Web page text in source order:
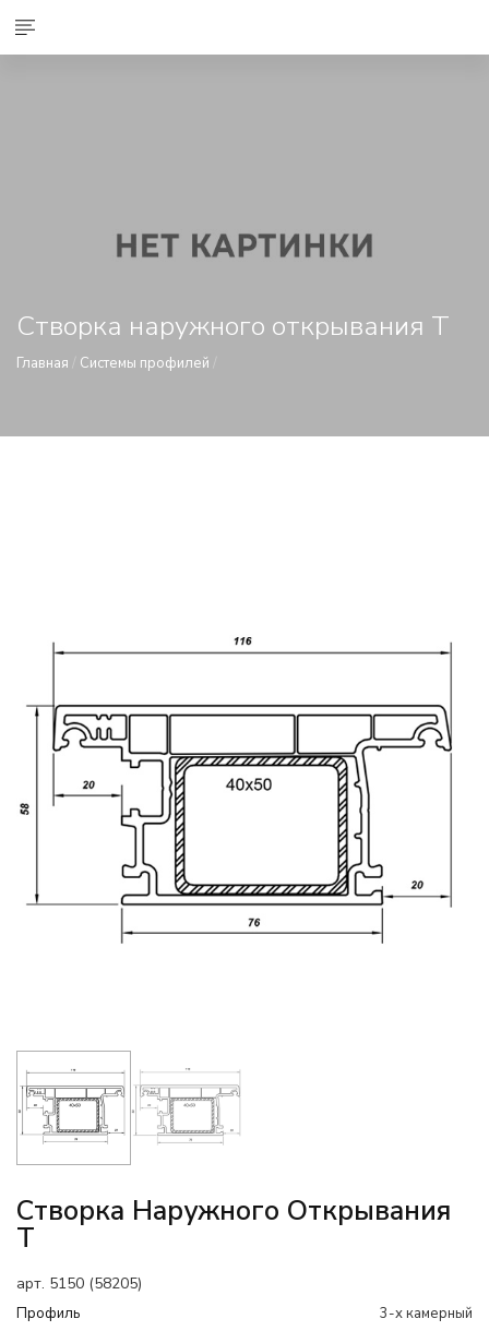
Створка наружного открывания Т
Главная Системы профилей
Створка Наружного Открывания
Т
арт. 5150 (58205)
Профиль
3-х камерный